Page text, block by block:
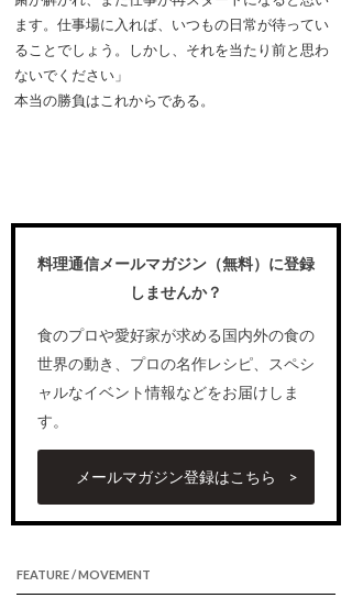
ます。仕事場に入れば、いつもの日常が待ってい
ることでしょう。しかし、それを当たり前と思わ
ないでください」
本当の勝負はこれからである。
料理通信メールマガジン（無料）に登録
しませんか？
食のプロや愛好家が求める国内外の食の
世界の動き、プロの名作レシピ、スペシ
ャルなイベント情報などをお届けしま
す。
メールマガジン登録はこちら
FEATURE / MOVEMENT